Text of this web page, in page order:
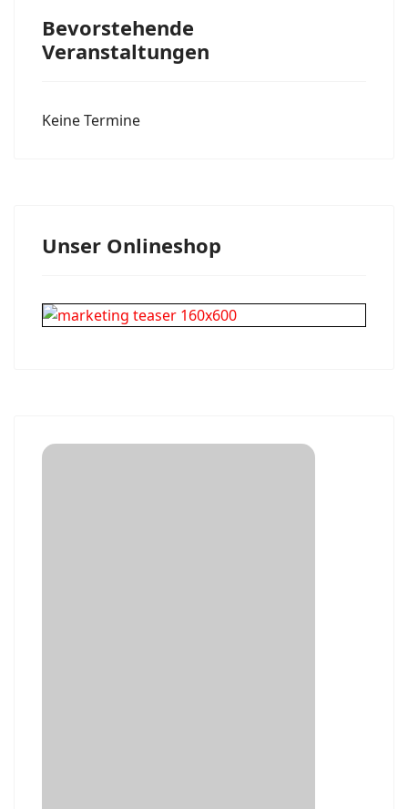
Bevorstehende
Veranstaltungen
Keine Termine
Unser Onlineshop